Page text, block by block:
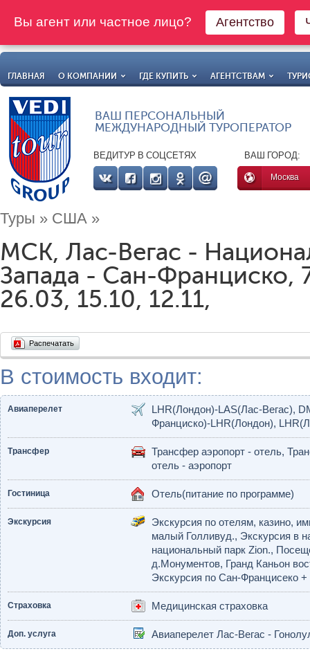
Вы агент или частное лицо? Агентство
ГЛАВНАЯ О КОМПАНИИ ГДЕ КУПИТЬ АГЕНТСТВАМ
ВАШ ПЕРСОНАЛЬНЫЙ
МЕЖДУНАРОДНЫЙ ТУРОПЕРАТОР
ВЕДИТУР В СОЦСЕТЯХ ВАШ ГОРОД:
Москва
Туры » США »
МСК, Лас-Вегас -
Запада - Сан-Франциско,
26.03, 15.10, 12.11,
Распечатать
В стоимость входит:
Авиаперелет
LHR(Лондон)-LAS(Лас-Вегас),
Франциско)-LHR(Лондон),
Трансфер
Трансфер аэропорт - отель,
отель - аэропорт
Гостиница Отель(питание по программе)
Экскурсия
Экскурсия по отелям, казино,
малый Голливуд., Экскурсия в
национальный парк Zion.,
д.Монументов, Гранд Каньон
Экскурсия по Сан-Францисеко +
Страховка Медицинская страховка
Доп. услуга Авиаперелет Лас-Вегас -